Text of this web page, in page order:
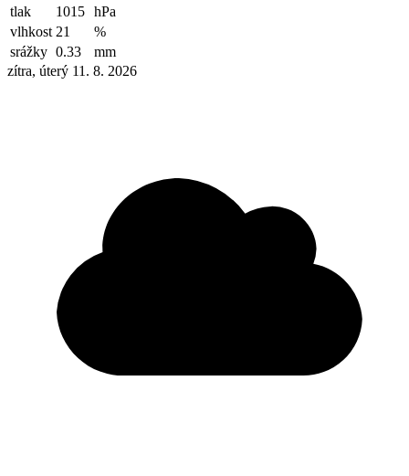
tlak
1015 hPa
vlhkost 21
%
srážky 0.33
mm
zítra, úterý 11. 8. 2026